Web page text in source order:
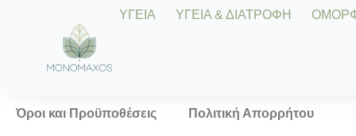
ΥΓΕΙΑ ΥΓΕΙΑ & ΔΙΑΤΡΟΦΗ
Όροι και Προϋποθέσεις Πολιτική Απορρήτου